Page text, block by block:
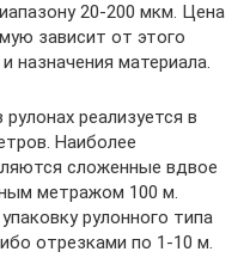
20-200 мкм. Цена
зависит от этого
назначения материала.
реализуется в
Наиболее
сложенные вдвое
метражом 100 м.
рулонного типа
отрезками по 1-10 м.